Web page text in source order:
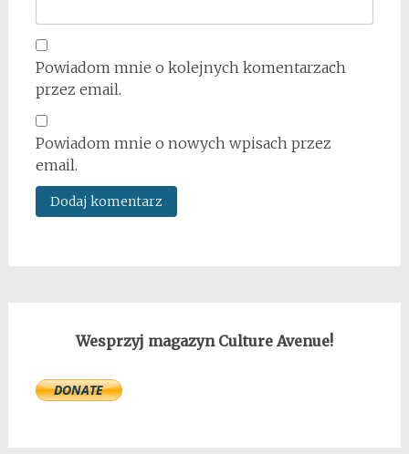
Powiadom mnie o kolejnych komentarzach
przez email.
Powiadom mnie o nowych wpisach przez
email.
Wesprzyj magazyn Culture Avenue!